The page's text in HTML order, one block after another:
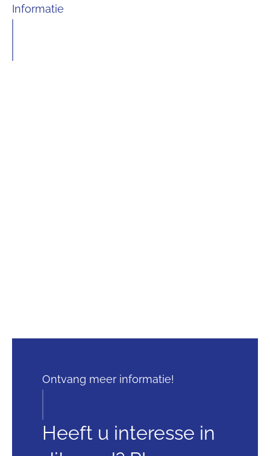
Informatie
Ontvang meer informatie!
Heeft u interesse in